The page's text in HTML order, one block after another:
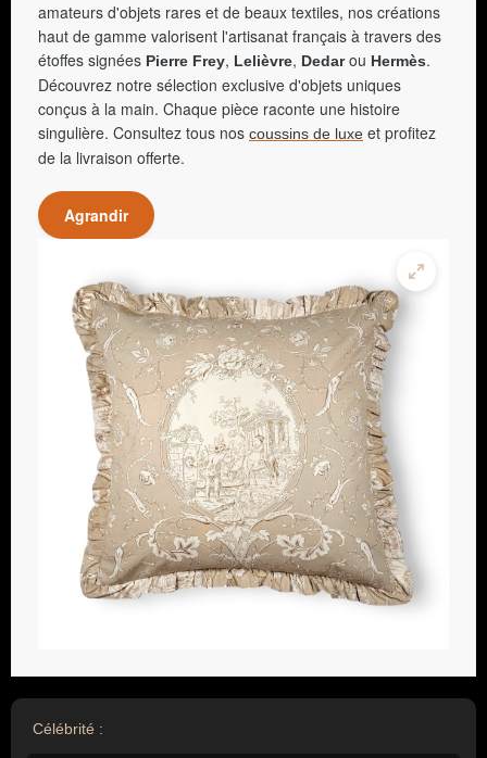
amateurs d'objets rares et de beaux textiles, nos créations
haut de gamme valorisent l'artisanat français à travers des
étoffes signées Pierre Frey, Lelièvre, Dedarou Hermès.
Découvrez notre sélection exclusive d'objets uniques
conçus à la main. Chaque pièce raconte une histoire
singulière. Consultez tous nos coussins de luxe et profitez
de la livraison offerte.
Agrandir
Célébrité :